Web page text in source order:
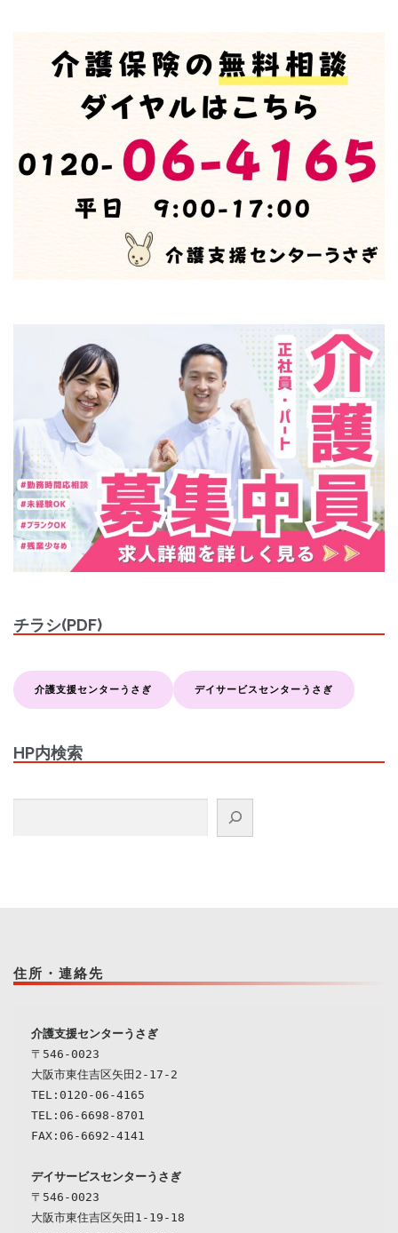
チラシ(PDF)
介護支援センターうさぎ デイサービスセンターうさぎ
HP内検索
住所・連絡先
介護支援センターうさぎ
〒546-0023
大阪市東住吉区矢田2-17-2
TEL:0120-06-4165
TEL:06-6698-8701
デイサービスセンターうさぎ
〒546-0023
大阪市東住吉区矢田1-19-18